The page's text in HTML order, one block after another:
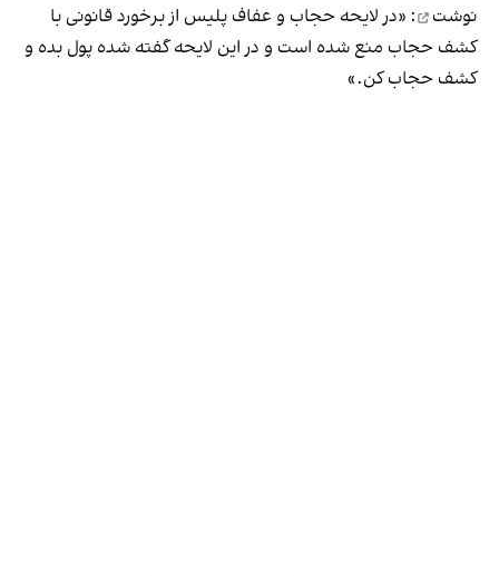
نوشت
: «در لایحه حجاب و عفاف پلیس از برخورد قانونی با
کشف حجاب منع شده است و در این لایحه گفته شده پول بده و
کشف حجاب کن.»